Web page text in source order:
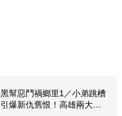
黑幫惡鬥禍鄉里1／小弟跳槽
引爆新仇舊恨！高雄兩大角